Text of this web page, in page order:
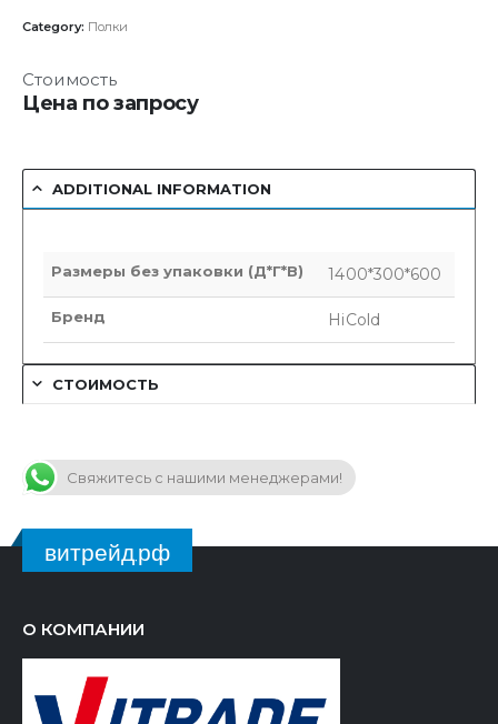
Category: Полки
Стоимость
Цена по запросу
ADDITIONAL INFORMATION
Размеры без упаковки (Д*Г*В) 1400*300*600
Бренд HiCold
СТОИМОСТЬ
Свяжитесь с нашими менеджерами!
витрейд.рф
О КОМПАНИИ